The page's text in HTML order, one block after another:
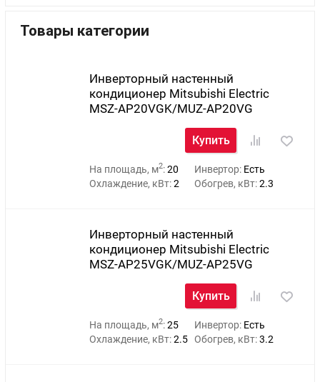
Товары категории
Инверторный настенный
кондиционер Mitsubishi Electric
MSZ-AP20VGK/MUZ-AP20VG
Купить
На площадь, м2:20 Инвертор: Есть
Охлаждение, кВт:2 Обогрев, кВт:2.3
Инверторный настенный
кондиционер Mitsubishi Electric
MSZ-AP25VGK/MUZ-AP25VG
Купить
На площадь, м2:25 Инвертор: Есть
Охлаждение, кВт:2.5 Обогрев, кВт:3.2